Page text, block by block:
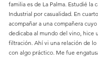
familia es de La Palma. Estudié la
Industrial por casualidad. En
acompañar a una compañera
dedicaba al mundo del vino, hice
filtración. Ahí vi una relación de
con algo práctico. Me fue